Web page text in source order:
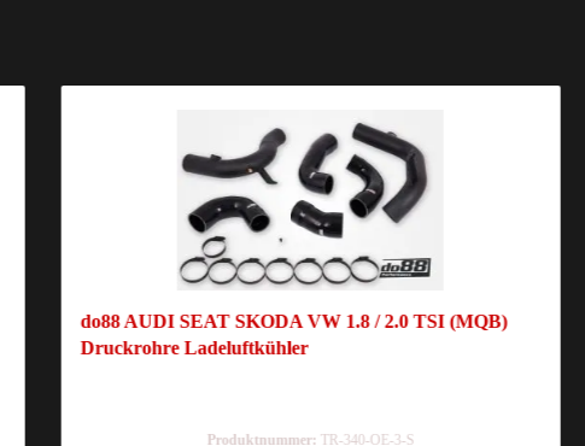
do88 AUDI SEAT SKODA VW 1.8 / 2.0 TSI (MQB)
Druckrohre Ladeluftkühler
Produktnummer: TR-340-OE-3-S